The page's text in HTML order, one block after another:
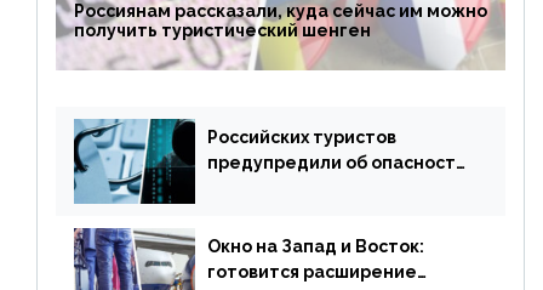
Россиянам рассказали, куда сейчас им можно
получить туристический шенген
Российских туристов
предупредили об опасности
Окно на Запад и Восток:
готовится расширение